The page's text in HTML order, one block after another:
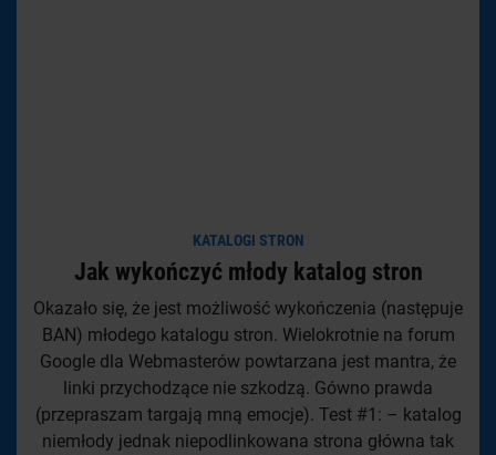
KATALOGI STRON
Jak wykończyć młody katalog stron
Okazało się, że jest możliwość wykończenia (następuje
BAN) młodego katalogu stron. Wielokrotnie na forum
Google dla Webmasterów powtarzana jest mantra, że
linki przychodzące nie szkodzą. Gówno prawda
(przepraszam targają mną emocje). Test #1: – katalog
niemłody jednak niepodlinkowana strona główna tak